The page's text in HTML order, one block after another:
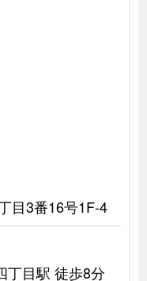
目3番16号1F-4
丁目駅 徒歩8分